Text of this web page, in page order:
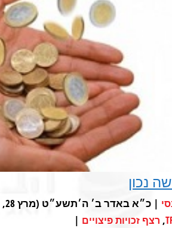
נכון
| כ״א באדר ב׳ ה׳תשע״ט (מרץ 28, 2019) |
, רצף זכויות פיצויים |